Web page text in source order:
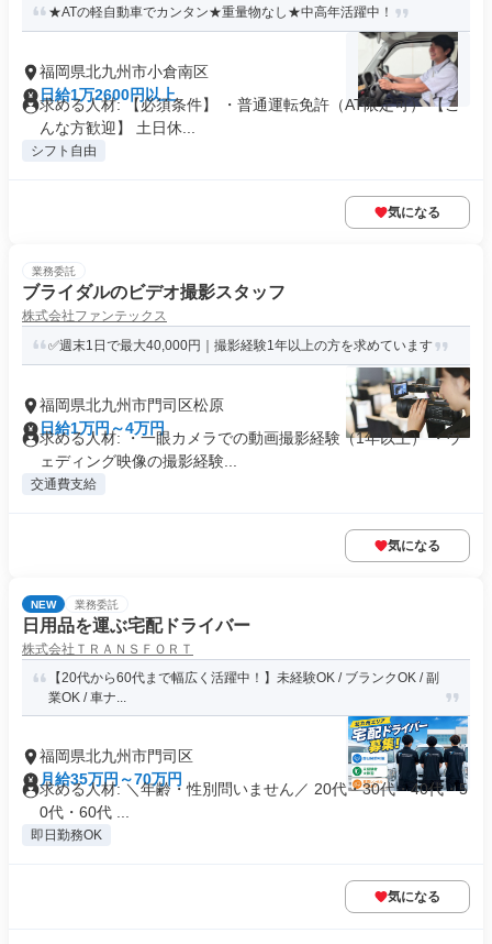
★ATの軽自動車でカンタン★重量物なし★中高年活躍中！
福岡県北九州市小倉南区
日給1万2600円以上
求める人材: 【必須条件】 ・普通運転免許（AT限定可） 【こ
んな方歓迎】 土日休...
シフト自由
気になる
業務委託
ブライダルのビデオ撮影スタッフ
株式会社ファンテックス
✅週末1日で最大40,000円｜撮影経験1年以上の方を求めています
福岡県北九州市門司区松原
日給1万円～4万円
求める人材: ・一眼カメラでの動画撮影経験（1年以上） ・ウ
ェディング映像の撮影経験...
交通費支給
気になる
NEW 業務委託
日用品を運ぶ宅配ドライバー
株式会社ＴＲＡＮＳＦＯＲＴ
【20代から60代まで幅広く活躍中！】未経験OK / ブランクOK / 副
業OK / 車ナ...
福岡県北九州市門司区
月給35万円～70万円
求める人材: ＼年齢・性別問いません／ 20代・30代・40代・5
0代・60代 ...
即日勤務OK
気になる